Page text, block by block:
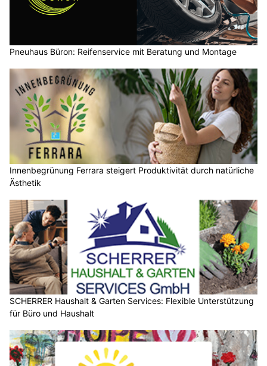
Pneuhaus Büron: Reifenservice mit Beratung und Montage
Innenbegrünung Ferrara steigert Produktivität durch natürliche
Ästhetik
SCHERRER Haushalt & Garten Services: Flexible Unterstützung
für Büro und Haushalt